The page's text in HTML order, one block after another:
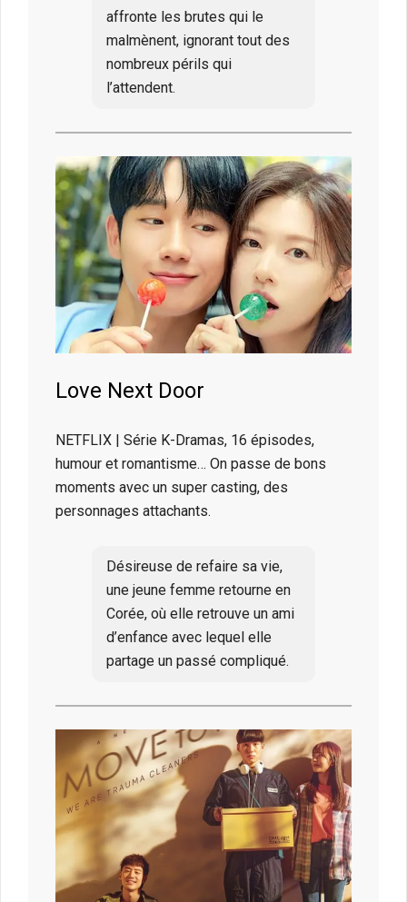
affronte les brutes qui le
malmènent, ignorant tout des
nombreux périls qui
l’attendent.
Love Next Door
NETFLIX | Série K-Dramas, 16 épisodes,
humour et romantisme… On passe de bons
moments avec un super casting, des
personnages attachants.
Désireuse de refaire sa vie,
une jeune femme retourne en
Corée, où elle retrouve un ami
d’enfance avec lequel elle
partage un passé compliqué.